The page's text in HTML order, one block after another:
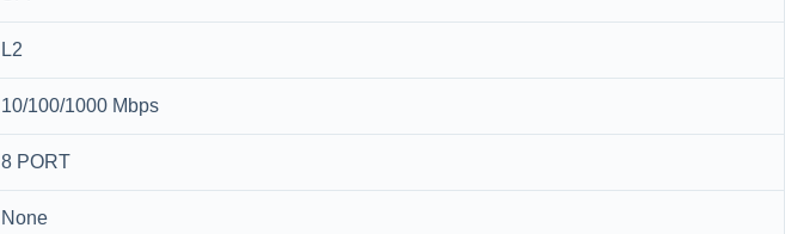
L2
10/100/1000 Mbps
8 PORT
None